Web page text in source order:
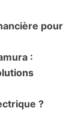
pour
:
?